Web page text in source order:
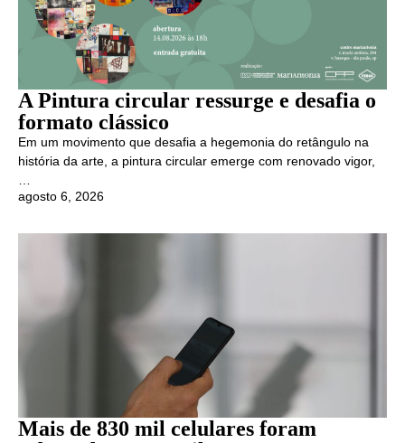
A Pintura circular ressurge e desafia o
formato clássico
Em um movimento que desafia a hegemonia do retângulo na
história da arte, a pintura circular emerge com renovado vigor,
agosto 6, 2026
Mais de 830 mil celulares foram